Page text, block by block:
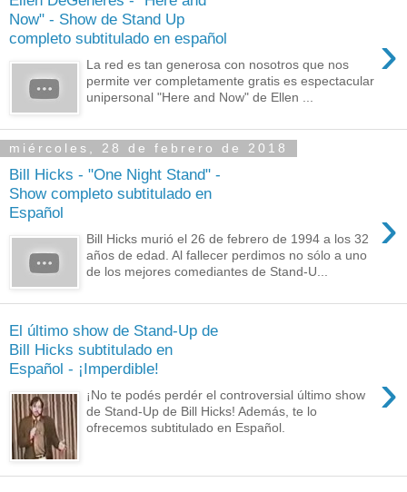
Now" - Show de Stand Up
completo subtitulado en español
›
La red es tan generosa con nosotros que nos
permite ver completamente gratis es espectacular
unipersonal "Here and Now" de Ellen ...
miércoles, 28 de febrero de 2018
Bill Hicks - "One Night Stand" -
Show completo subtitulado en
Español
›
Bill Hicks murió el 26 de febrero de 1994 a los 32
años de edad. Al fallecer perdimos no sólo a uno
de los mejores comediantes de Stand-U...
El último show de Stand-Up de
Bill Hicks subtitulado en
Español - ¡Imperdible!
›
¡No te podés perdér el controversial último show
de Stand-Up de Bill Hicks! Además, te lo
ofrecemos subtitulado en Español.